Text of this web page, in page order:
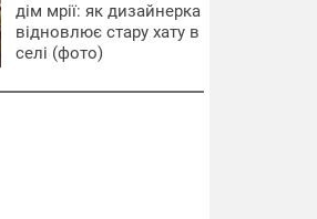
дім мрії: як дизайнерка
відновлює стару хату в
селі (фото)